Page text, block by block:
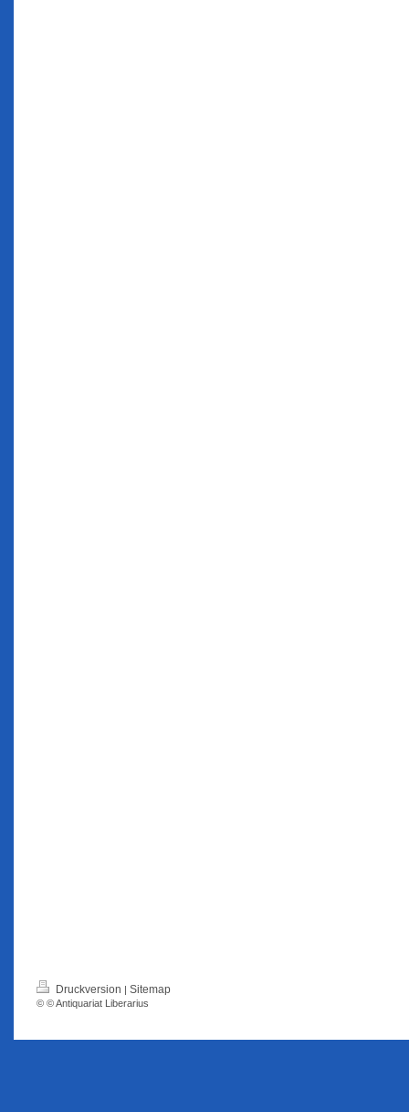
Druckversion | Sitemap
© © Antiquariat Liberarius